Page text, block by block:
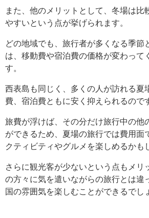
また、他のメリットとして、冬場は比
やすいという点が挙げられます。
どの地域でも、旅行者が多くなる季節
は、移動費や宿泊費の価格が変わって
す。
西表島も同じく、多くの人が訪れる夏
費、宿泊費ともに安く抑えられるので
旅費が浮けば、その分だけ旅行中の他
ができるため、夏場の旅行では費用面
クティビティやグルメを楽しめるかも
さらに観光客が少ないという点もメリ
の方々に気を遣いながらの旅行とは違
国の雰囲気を楽しむことができるでし